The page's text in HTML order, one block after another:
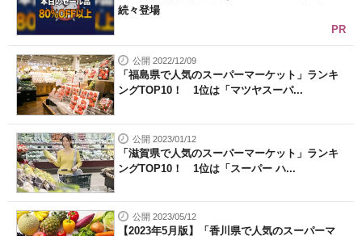
続々登場
PR
公開 2022/12/09
「福島県で人気のスーパーマーケット」ランキ
ングTOP10！ 1位は「マツヤスーパ...
公開 2023/01/12
「滋賀県で人気のスーパーマーケット」ランキ
ングTOP10！ 1位は「スーパー ハ...
公開 2023/05/12
【2023年5月版】「香川県で人気のスーパーマ